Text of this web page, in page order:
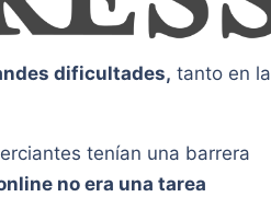
dificultades, tanto en la
tenían una barrera
no era una tarea